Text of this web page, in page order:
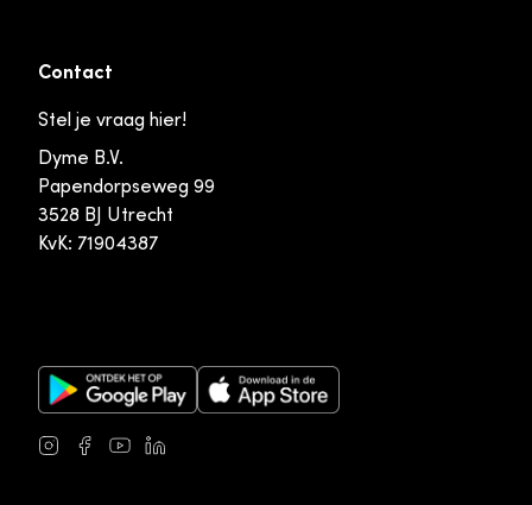
Contact
Stel je vraag hier!
Dyme B.V.
Papendorpseweg 99
3528 BJ Utrecht
KvK: 71904387
Google Play Store Apple App Store
Instagram
Facebook
YoutubeLinkedIn